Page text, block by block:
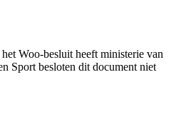
Woo-besluit heeft ministerie van
Sport besloten dit document niet